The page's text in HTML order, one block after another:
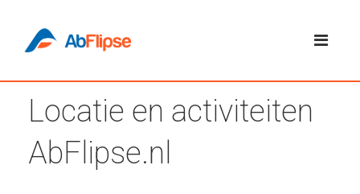
Locatie en activiteiten
AbFlipse.nl